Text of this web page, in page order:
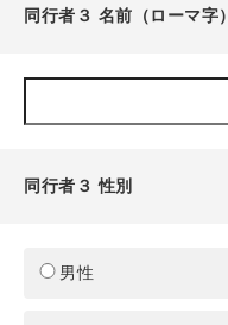
同行者３ 名前（ローマ字）
同行者３ 性別
男性